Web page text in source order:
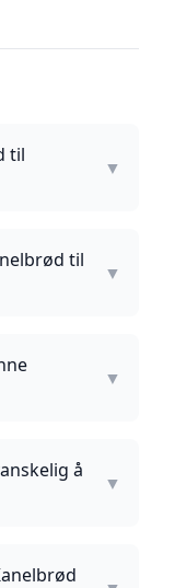
til
▼
til
▼
▼
å
▼